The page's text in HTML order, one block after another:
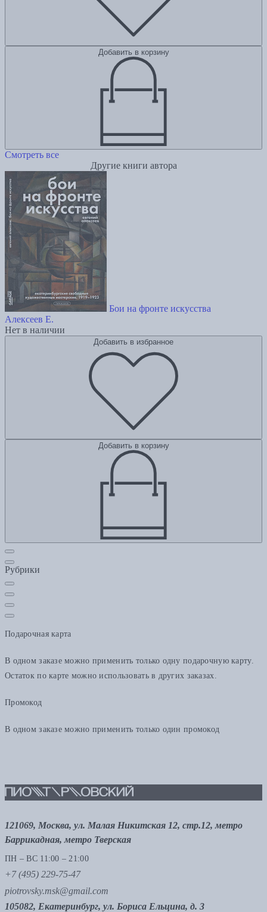
Добавить в корзину
Смотреть все
Другие книги автора
Бои на фронте искусства
Алексеев Е.
Нет в наличии
Добавить в избранное
Добавить в корзину
Рубрики
Подарочная карта
В одном заказе можно применить только одну подарочную карту.
Остаток по карте можно использовать в других заказах.
Промокод
В одном заказе можно применить только один промокод
121069, Москва, ул. Малая Никитская 12, стр.12, метро
Баррикадная, метро Тверская
ПН – ВС 11:00 – 21:00
+7 (495) 229-75-47
piotrovsky.msk@gmail.com
105082, Екатеринбург, ул. Бориса Ельцина, д. 3